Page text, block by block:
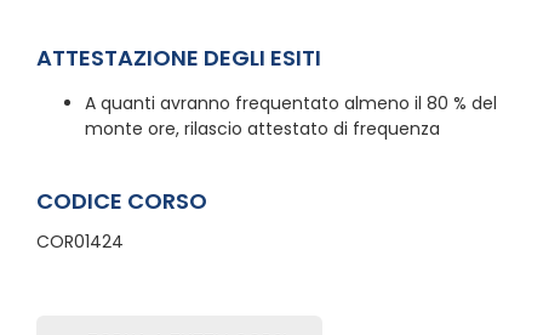
ATTESTAZIONE DEGLI ESITI
A quanti avranno frequentato almeno il 80 % del
monte ore, rilascio attestato di frequenza
CODICE CORSO
COR01424